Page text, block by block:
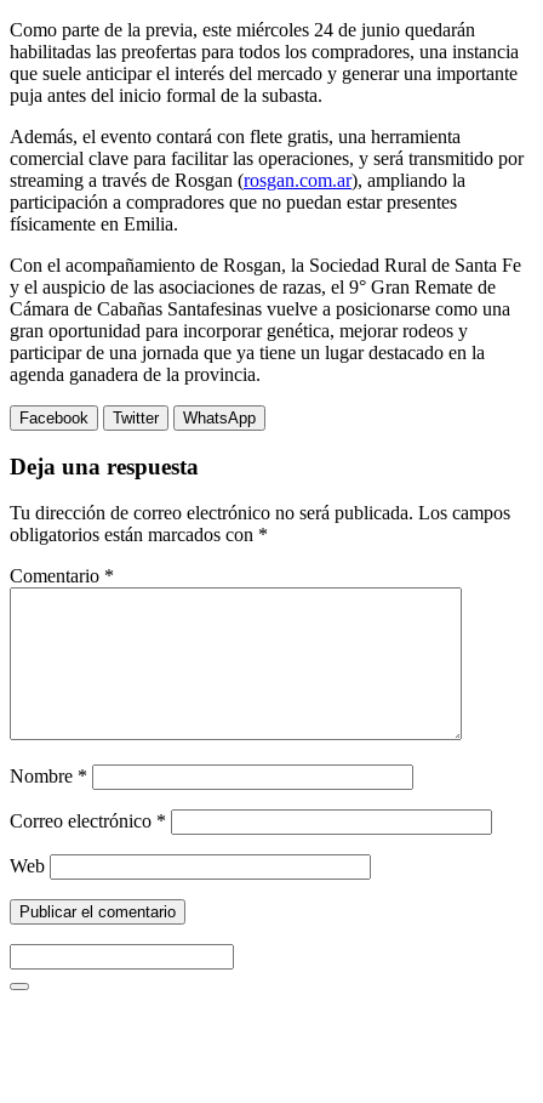
Como parte de la previa, este miércoles 24 de junio quedarán
habilitadas las preofertas para todos los compradores, una instancia
que suele anticipar el interés del mercado y generar una importante
puja antes del inicio formal de la subasta.
Además, el evento contará con flete gratis, una herramienta
comercial clave para facilitar las operaciones, y será transmitido por
streaming a través de Rosgan (rosgan.com.ar), ampliando la
participación a compradores que no puedan estar presentes
físicamente en Emilia.
Con el acompañamiento de Rosgan, la Sociedad Rural de Santa Fe
y el auspicio de las asociaciones de razas, el 9° Gran Remate de
Cámara de Cabañas Santafesinas vuelve a posicionarse como una
gran oportunidad para incorporar genética, mejorar rodeos y
participar de una jornada que ya tiene un lugar destacado en la
agenda ganadera de la provincia.
Facebook Twitter WhatsApp
Deja una respuesta
Tu dirección de correo electrónico no será publicada. Los campos
obligatorios están marcados con *
Comentario *
Nombre *
Correo electrónico *
Web